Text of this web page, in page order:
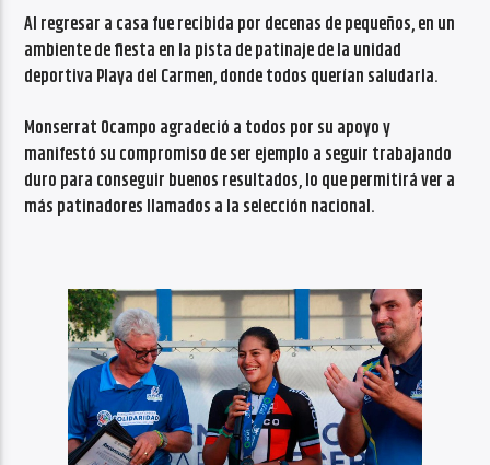
Al regresar a casa fue recibida por decenas de pequeños, en un
ambiente de fiesta en la pista de patinaje de la unidad
deportiva Playa del Carmen, donde todos querían saludarla.
Monserrat Ocampo agradeció a todos por su apoyo y
manifestó su compromiso de ser ejemplo a seguir trabajando
duro para conseguir buenos resultados, lo que permitirá ver a
más patinadores llamados a la selección nacional.